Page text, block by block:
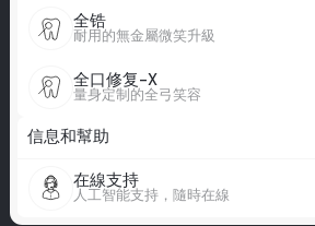
全锆
耐用的無金屬微笑升級
全口修复-X
量身定制的全弓笑容
信息和幫助
在線支持
人工智能支持，隨時在線